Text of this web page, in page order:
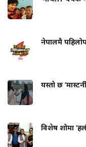
नेपालमै
यस्तो छ
विशेष शोमा